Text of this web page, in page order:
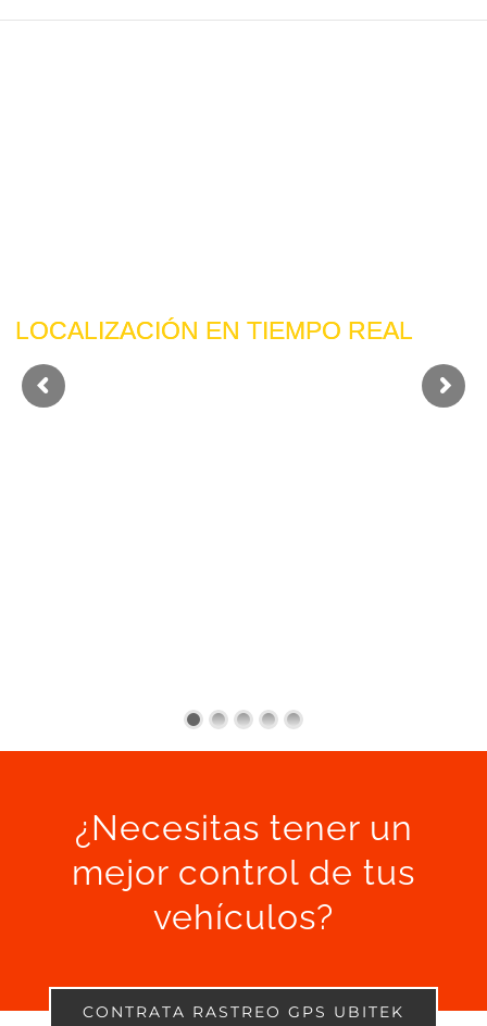
LOCALIZACIÓN EN TIEMPO REAL
LOCALIZACIÓN EN TIEMPO REAL
¿Necesitas tener un
mejor control de tus
vehículos?
CONTRATA RASTREO GPS UBITEK